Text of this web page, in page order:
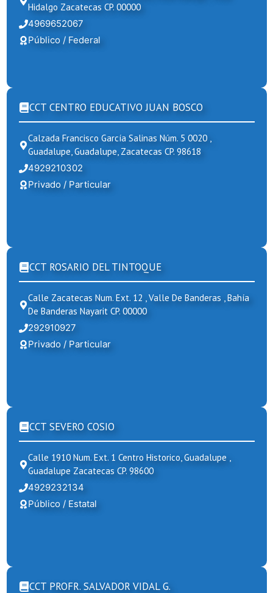
Hidalgo Zacatecas CP. 00000
4969652067
Público / Federal
CCT CENTRO EDUCATIVO JUAN BOSCO
Calzada Francisco García Salinas Núm. 5 0020 ,
Guadalupe, Guadalupe, Zacatecas CP. 98618
4929210302
Privado / Particular
CCT ROSARIO DEL TINTOQUE
Calle Zacatecas Num. Ext. 12 , Valle De Banderas , Bahía
De Banderas Nayarit CP. 00000
292910927
Privado / Particular
CCT SEVERO COSIO
Calle 1910 Num. Ext. 1 Centro Historico, Guadalupe ,
Guadalupe Zacatecas CP. 98600
4929232134
Público / Estatal
CCT PROFR. SALVADOR VIDAL G.